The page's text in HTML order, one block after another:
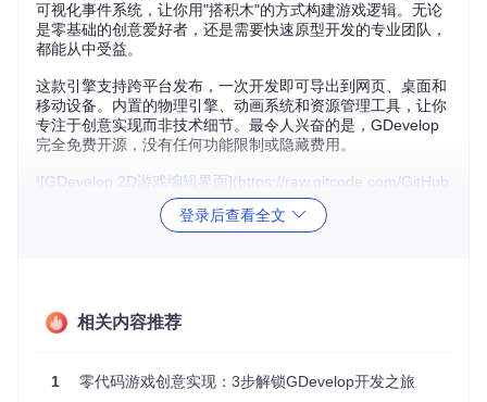
可视化事件系统，让你用"搭积木"的方式构建游戏逻辑。无论
是零基础的创意爱好者，还是需要快速原型开发的专业团队，
都能从中受益。
这款引擎支持跨平台发布，一次开发即可导出到网页、桌面和
移动设备。内置的物理引擎、动画系统和资源管理工具，让你
专注于创意实现而非技术细节。最令人兴奋的是，GDevelop
完全免费开源，没有任何功能限制或隐藏费用。
![GDevelop 2D游戏编辑界面](https://raw.gitcode.com/GitHub
_Trending/gd/GDevelop/raw/ec5dc8937205cd8e1b9bdedb4
34a19da1b822613/newIDE/GDevelop 2D screenshot.png?u
tm_source=gitcode_repo_files) GDevelop 2D游戏编辑界
你可能想知道：GDevelop适合开发什么类型的游戏？实际
上，从简单的休闲小游戏到复杂的角色扮演游戏，GDevelop
解析核心技术：可视化事件系统
登录后查看全文
相关内容推荐
1 零代码游戏创意实现：3步解锁GDevelop开发之旅